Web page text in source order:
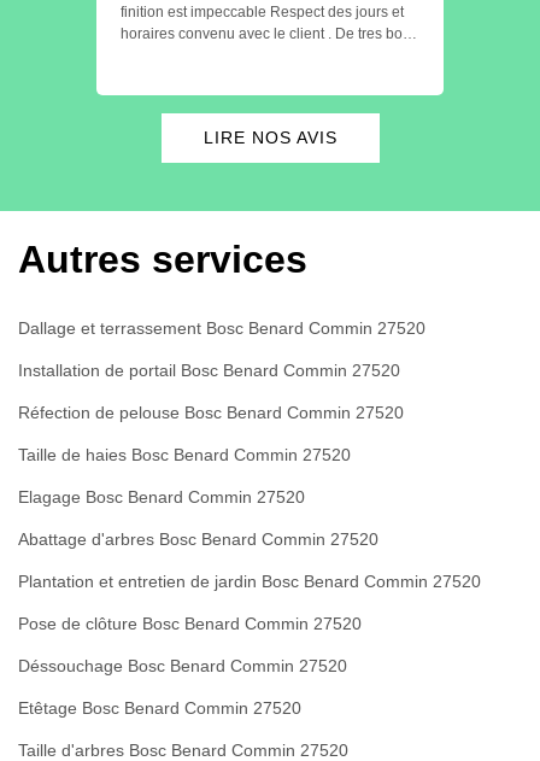
finition est impeccable Respect des jours et
horaires convenu avec le client . De tres bon
LIRE NOS AVIS
Autres services
Dallage et terrassement Bosc Benard Commin 27520
Installation de portail Bosc Benard Commin 27520
Réfection de pelouse Bosc Benard Commin 27520
Taille de haies Bosc Benard Commin 27520
Elagage Bosc Benard Commin 27520
Abattage d'arbres Bosc Benard Commin 27520
Plantation et entretien de jardin Bosc Benard Commin 27520
Pose de clôture Bosc Benard Commin 27520
Déssouchage Bosc Benard Commin 27520
Etêtage Bosc Benard Commin 27520
Taille d'arbres Bosc Benard Commin 27520